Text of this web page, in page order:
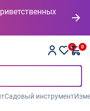
0 0
Садовый инструмент